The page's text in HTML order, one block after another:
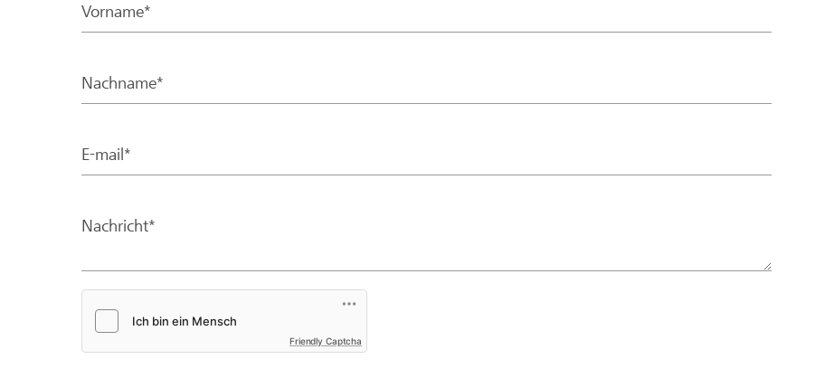
Vorname*
Nachname*
E-mail*
Nachricht*
Friendly Captcha